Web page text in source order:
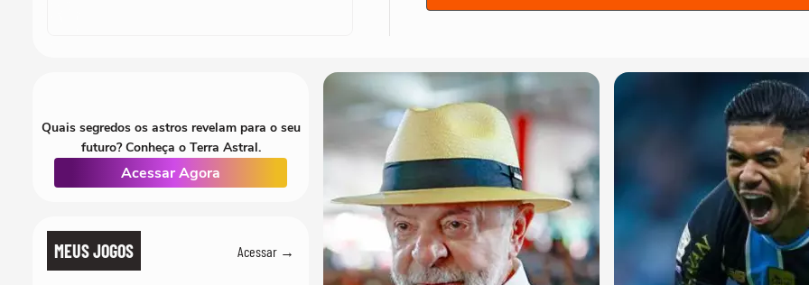
MEUS JOGOS Acessar →
Quais segredos os astros revelam para o seu
futuro? Conheça o Terra Astral.
Acessar Agora